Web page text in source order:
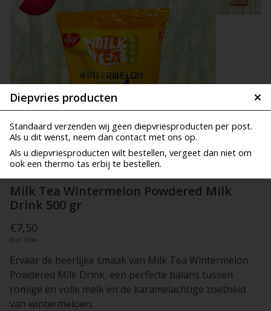
Diepvries producten
Standaard verzenden wij geen diepvriesproducten per post.
Als u dit wenst, neem dan contact met ons op.
Als u diepvriesproducten wilt bestellen, vergeet dan niet om
ook een thermo tas erbij te bestellen.
Milk Tea Wintermelon Powdered Milk
Drink 500 gr
€7,50
Incl. btw
Ervaar de heerlijke smaak van Milk Tea Wintermelon
Powdered Milk Drink, een perfecte balans tussen
romige en volle melk en de karamelachtige zoetheid
van wintermeloen.